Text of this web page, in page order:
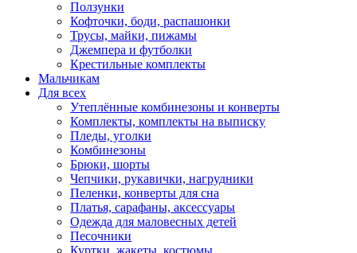
Ползунки
Кофточки, боди, распашонки
Трусы, майки, пижамы
Джемпера и футболки
Крестильные комплекты
Мальчикам
Для всех
Утеплённые комбинезоны и конверты
Комплекты, комплекты на выписку
Пледы, уголки
Комбинезоны
Брюки, шорты
Чепчики, рукавички, нагрудники
Пеленки, конверты для сна
Платья, сарафаны, аксессуары
Одежда для маловесных детей
Песочники
Куртки, жакеты, костюмы